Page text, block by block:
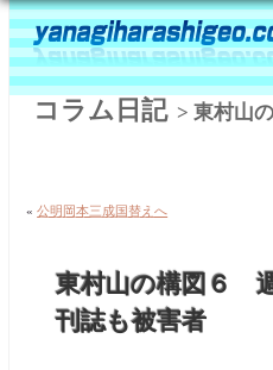
コラム日記> 東村山
«公明岡本三成国替えへ
東村山の構図６
刊誌も被害者